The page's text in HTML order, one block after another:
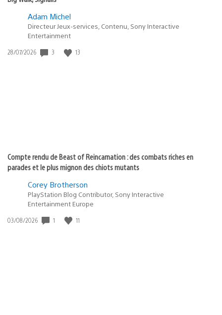
Adam Michel
Directeur Jeux-services, Contenu, Sony Interactive
Entertainment
Date
28/07/2026 3 13
Compte rendu de Beast of Reincarnation : des combats riches en
parades et le plus mignon des chiots mutants
Corey Brotherson
PlayStation Blog Contributor, Sony Interactive
Entertainment Europe
Date
03/08/2026 1 11